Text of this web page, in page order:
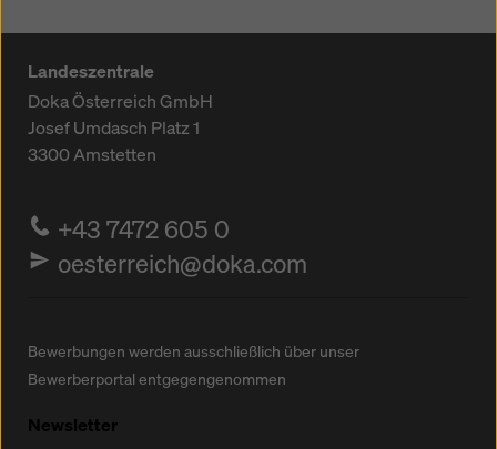
Landeszentrale
Doka Österreich GmbH
Josef Umdasch Platz 1
3300Amstetten
+43 7472 605 0
oesterreich@doka.com
Bewerbungen werden ausschließlich über unser
Bewerberportal entgegengenommen
Newsletter